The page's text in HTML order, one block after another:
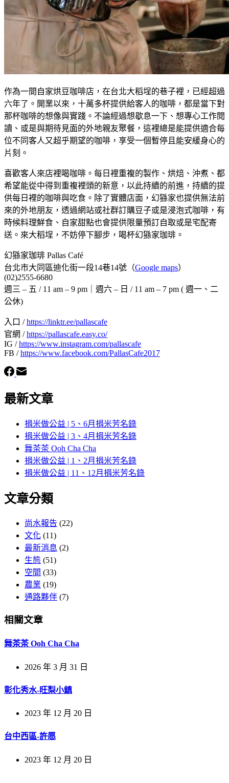
作為一間自家烘豆咖啡店，在台北大稻埕的巷子裡，已經超過
六年了。開業以來，十萬多杯提供給客人的咖啡，都是當下對
那杯咖啡的想像與實踐。不論經過想歇息一下、想專心工作閱
讀、或是與期待見面的外地親友聚餐，這裡總是能提供適合每
位不同客人又超乎期望的咖啡，享受一個暫停且能安緩身心的
片刻。
喜歡客人來店裡喝咖啡。每日裡重複的製作、烘焙、沖煮、都
希望能從中得到重複裡頭的新意，以此持續的前進，持續的提
供每日裡的咖啡與吃食。除了實體店面，幻猻家也提供無法前
來的外地朋友，透過網站或社群訂購豆子或是浸泡式咖啡，有
時候料理鮮食、自家甜點也會提供限量預訂自取或是宅配寄
送。來大稻埕，不妨停下腳步，喝杯幻猻家珈琲。
幻猻家珈琲 Pallas Café
台北市大同區迪化街一段14巷14號（Google maps）
(02)2555-6680
週三 – 五 / 11 am – 9 pm｜週六 – 日 / 11 am – 7 pm ( 週一、二
公休)
入口 /https://linktr.ee/pallascafe
官網 /https://pallascafe.easy.co/
IG /https://www.instagram.com/pallascafe
FB /https://www.facebook.com/PallasCafe2017
最新文章
捐米做公益 | 5、6月捐米芳名錄
捐米做公益 | 3、4月捐米芳名錄
舞茶茶 Ooh Cha Cha
捐米做公益 | 1、2月捐米芳名錄
捐米做公益 | 11、12月捐米芳名錄
文章分類
尚水報告 (22)
文化 (11)
最新消息 (2)
生態 (51)
空間 (33)
農業 (19)
通路夥伴 (7)
相關文章
舞茶茶 Ooh Cha Cha
2026 年 3 月 31 日
彰化秀水-旺梨小鎮
2023 年 12 月 20 日
台中西區-許愿
2023 年 12 月 20 日